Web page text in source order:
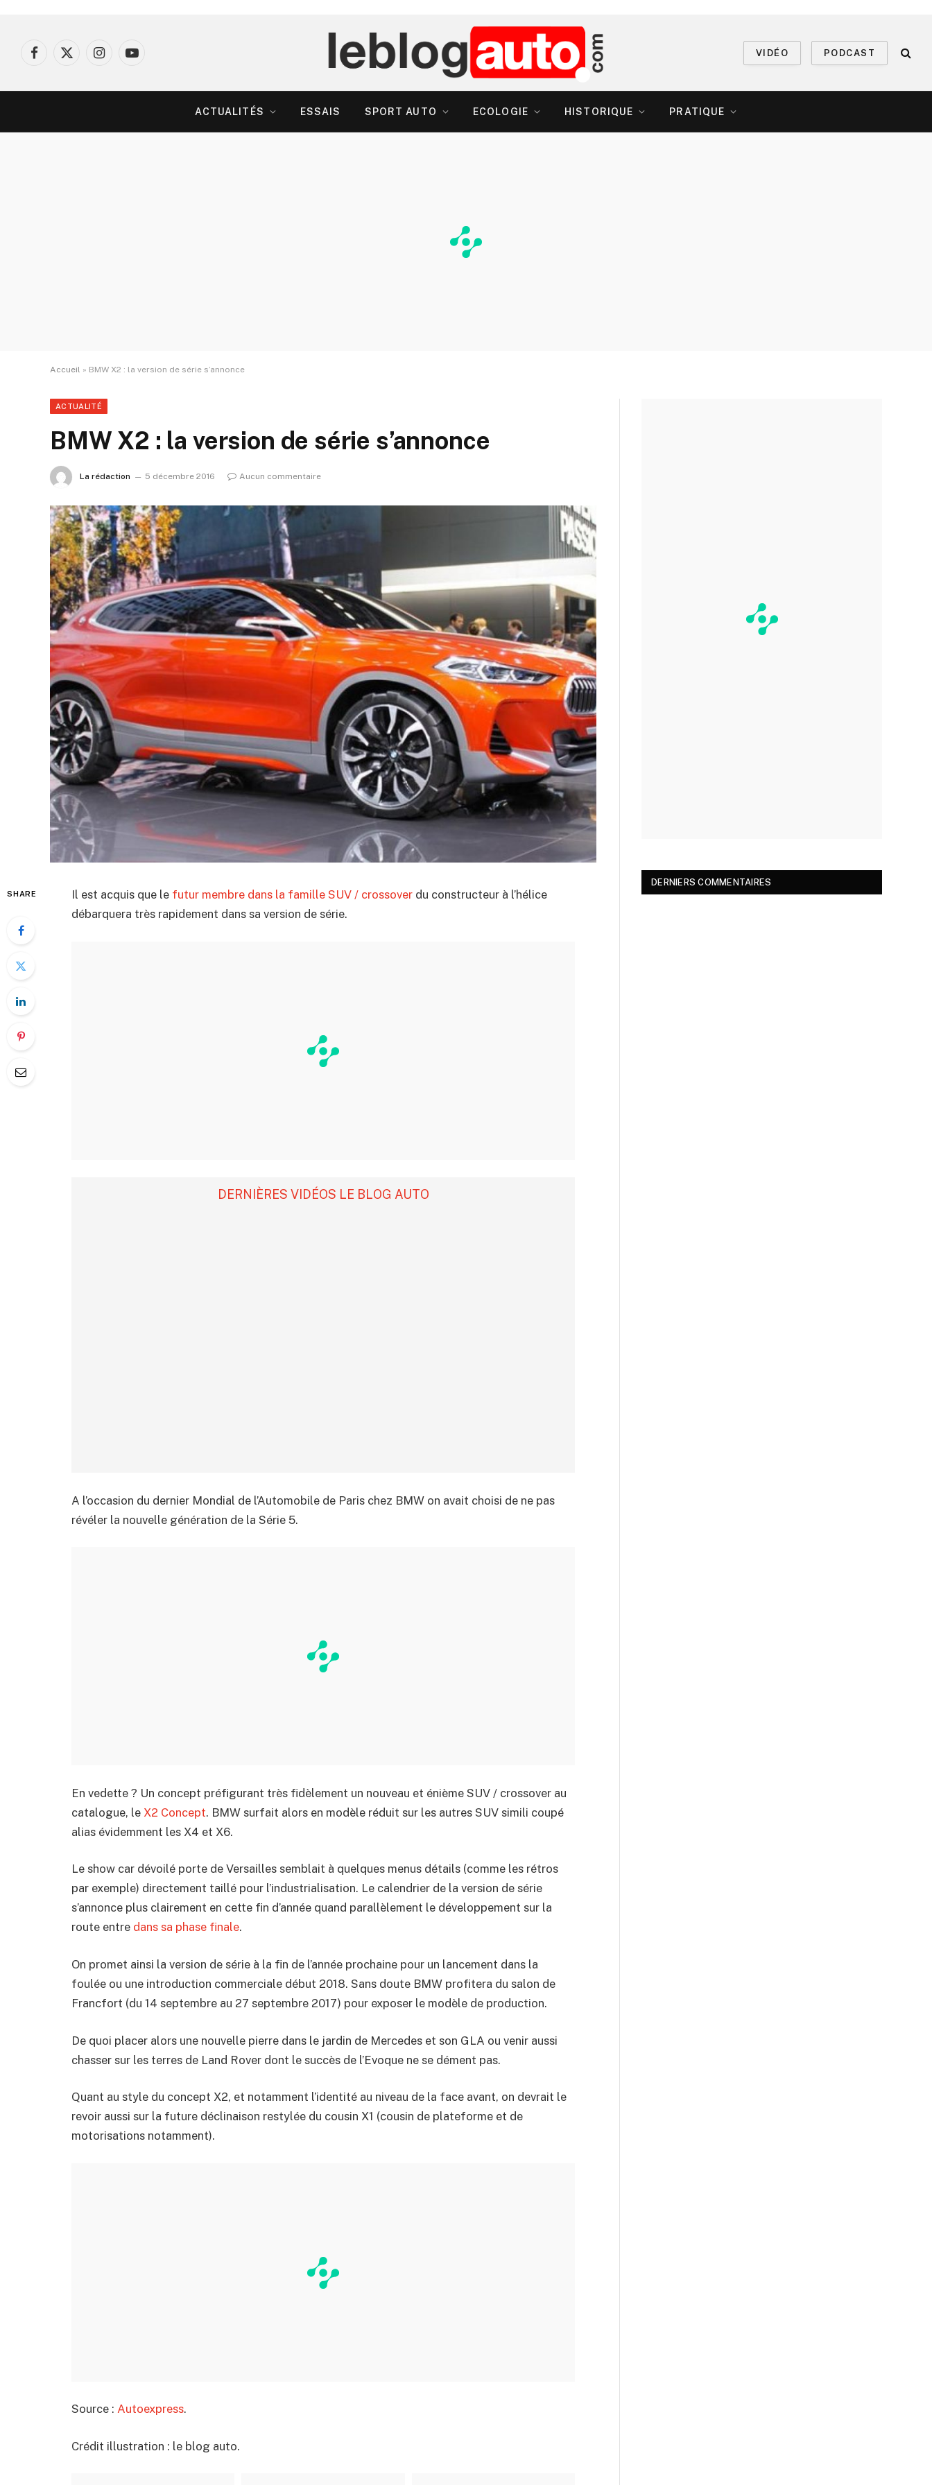
Facebook
X
InstagramYouTube
VIDÉO PODCAST
ACTUALITÉS ESSAIS SPORT AUTO ECOLOGIE HISTORIQUE PRATIQUE
Accueil » BMW X2 : la version de série s’annonce
ACTUALITÉ
BMW X2 : la version de série s’annonce
La rédaction 5 décembre 2016 Aucun commentaire
SHARE Il est acquis que le futur membre dans la famille SUV / crossover du constructeur à l’hélice
débarquera très rapidement dans sa version de série.
DERNIÈRES VIDÉOS LE BLOG AUTO
A l’occasion du dernier Mondial de l’Automobile de Paris chez BMW on avait choisi de ne pas
révéler la nouvelle génération de la Série 5.
En vedette ? Un concept préfigurant très fidèlement un nouveau et énième SUV / crossover au
catalogue, le X2 Concept. BMW surfait alors en modèle réduit sur les autres SUV simili coupé
alias évidemment les X4 et X6.
Le show car dévoilé porte de Versailles semblait à quelques menus détails (comme les rétros
par exemple) directement taillé pour l’industrialisation. Le calendrier de la version de série
s’annonce plus clairement en cette fin d’année quand parallèlement le développement sur la
route entre dans sa phase finale.
On promet ainsi la version de série à la fin de l’année prochaine pour un lancement dans la
foulée ou une introduction commerciale début 2018. Sans doute BMW profitera du salon de
Francfort (du 14 septembre au 27 septembre 2017) pour exposer le modèle de production.
De quoi placer alors une nouvelle pierre dans le jardin de Mercedes et son GLA ou venir aussi
chasser sur les terres de Land Rover dont le succès de l’Evoque ne se dément pas.
Quant au style du concept X2, et notamment l’identité au niveau de la face avant, on devrait le
revoir aussi sur la future déclinaison restylée du cousin X1 (cousin de plateforme et de
motorisations notamment).
Source : Autoexpress.
Crédit illustration : le blog auto.
DERNIERS COMMENTAIRES